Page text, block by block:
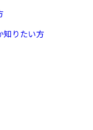
知りたい方